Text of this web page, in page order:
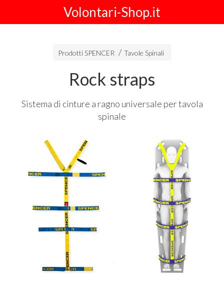
Volontari-Shop.it
Prodotti SPENCER Tavole Spinali
Rock straps
Sistema di cinture a ragno universale per tavola
spinale